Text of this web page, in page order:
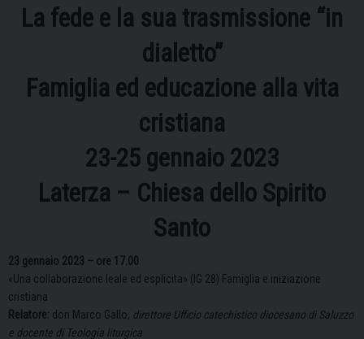
La fede e la sua trasmissione “in
dialetto”
Famiglia ed educazione alla vita
cristiana
23-25 gennaio 2023
Laterza – Chiesa dello Spirito
Santo
23 gennaio 2023 – ore 17.00
«Una collaborazione leale ed esplicita» (IG 28) Famiglia e iniziazione
cristiana
Relatore: don Marco Gallo, direttore Ufficio catechistico diocesano di Saluzzo
e docente di Teologia liturgica